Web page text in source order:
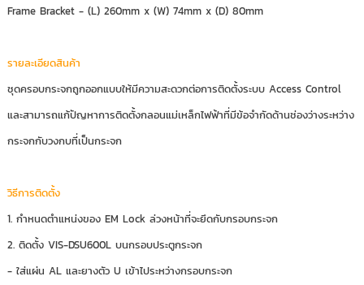
Frame Bracket - (L) 260mm x (W) 74mm x (D) 80mm
รายละเอียดสินค้า
ชุดครอบกระจกถูกออกแบบให้มีความสะดวกต่อการติดตั้งระบบ Access Control
และสามารถแก้ปัญหาการติดตั้งกลอนแม่เหล็กไฟฟ้าที่มีข้อจำกัดด้านช่องว่างระหว่าง
กระจกกับวงกบที่เป็นกระจก
วิธีการติดตั้ง
1. กำหนดตำแหน่งของ EM Lock ล่วงหน้าที่จะยึดกับกรอบกระจก
2. ติดตั้ง VIS-DSU600L บนกรอบประตูกระจก
- ใส่แผ่น AL และยางตัว U เข้าไประหว่างกรอบกระจก